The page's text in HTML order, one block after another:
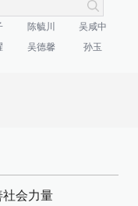
陈毓川
吴咸中
吴德馨 孙玉
社会力量